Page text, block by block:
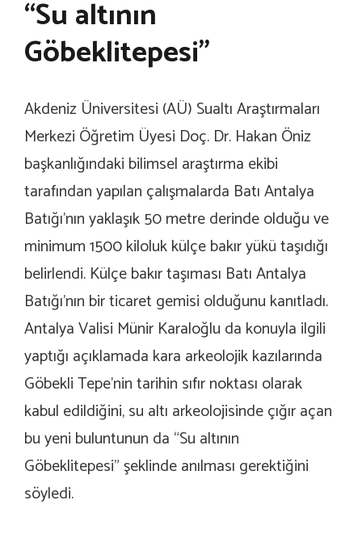
“Su altının
Göbeklitepesi”
Akdeniz Üniversitesi (AÜ) Sualtı Araştırmaları
Merkezi Öğretim Üyesi Doç. Dr. Hakan Öniz
başkanlığındaki bilimsel araştırma ekibi
tarafından yapılan çalışmalarda Batı Antalya
Batığı’nın yaklaşık 50 metre derinde olduğu ve
minimum 1500 kiloluk külçe bakır yükü taşıdığı
belirlendi. Külçe bakır taşıması Batı Antalya
Batığı’nın bir ticaret gemisi olduğunu kanıtladı.
Antalya Valisi Münir Karaloğlu da konuyla ilgili
yaptığı açıklamada kara arkeolojik kazılarında
Göbekli Tepe’nin tarihin sıfır noktası olarak
kabul edildiğini, su altı arkeolojisinde çığır açan
bu yeni buluntunun da “Su altının
Göbeklitepesi” şeklinde anılması gerektiğini
söyledi.